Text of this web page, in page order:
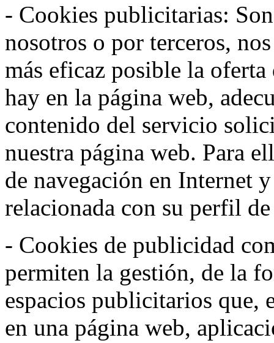
- Cookies publicitarias:
nosotros o por terceros,
más eficaz posible la
hay en la página web,
contenido del servicio
nuestra página web. Para
de navegación en Internet
relacionada con su perfil
- Cookies de publicidad
permiten la gestión, de la
espacios publicitarios que,
en una página web,